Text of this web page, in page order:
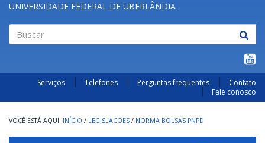
UNIVERSIDADE FEDERAL DE UBERLÂNDIA
Serviços Telefones Perguntas frequentes
Contato
Fale conosco
INÍCIO / LEGISLACOES / NORMA BOLSAS PNPD